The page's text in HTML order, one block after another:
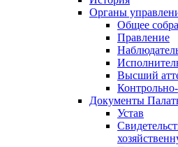
Органы
Общее
Правление
Высший
Документы
Устав